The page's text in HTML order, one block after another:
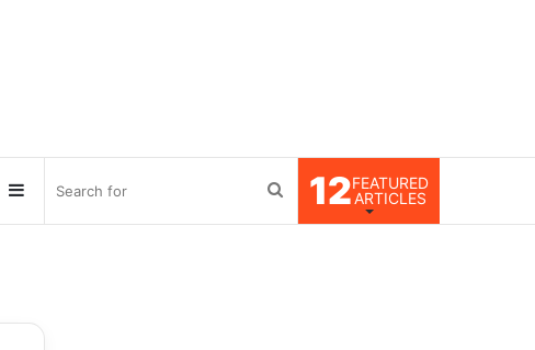
12FEATURED
ARTICLES
Search
Sidebar